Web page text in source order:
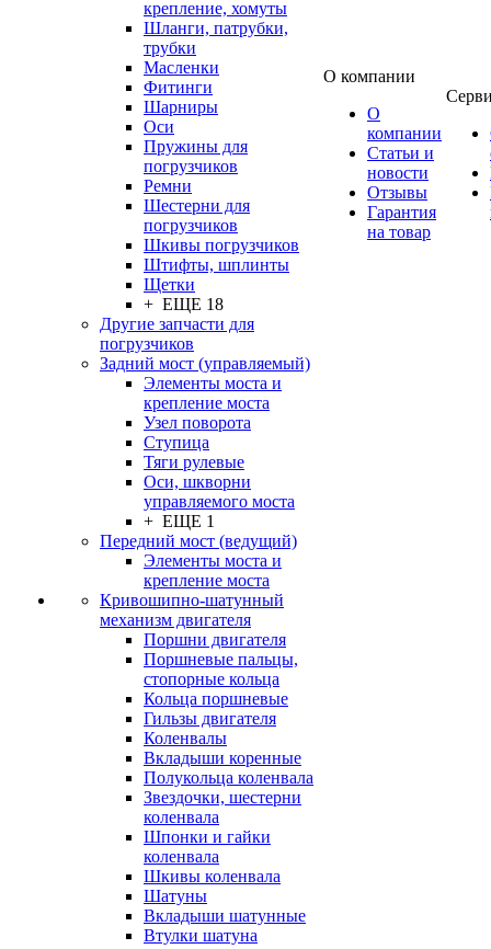
крепление, хомуты
Шланги, патрубки,
трубки
Масленки
Фитинги
Шарниры
Оси
Пружины для
погрузчиков
Ремни
Шестерни для
погрузчиков
Шкивы погрузчиков
Штифты, шплинты
Щетки
+ ЕЩЕ 18
Другие запчасти для
погрузчиков
Задний мост (управляемый)
Элементы моста и
крепление моста
Узел поворота
Ступица
Тяги рулевые
Оси, шкворни
управляемого моста
+ ЕЩЕ 1
Передний мост (ведущий)
Элементы моста и
крепление моста
Кривошипно-шатунный
механизм двигателя
Поршни двигателя
Поршневые пальцы,
стопорные кольца
Кольца поршневые
Гильзы двигателя
Коленвалы
Вкладыши коренные
Полукольца коленвала
Звездочки, шестерни
коленвала
Шпонки и гайки
коленвала
Шкивы коленвала
Шатуны
Вкладыши шатунные
Втулки шатуна
О компании
О
компании
Статьи и
новости
Отзывы
Гарантия
на товар